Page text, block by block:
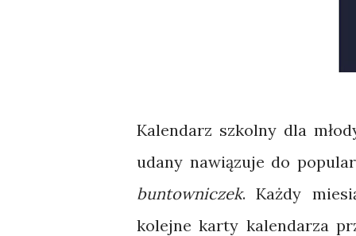
Kalendarz szkolny dla
udany nawiązuje do
buntowniczek. Każdy
kolejne karty kalendarza